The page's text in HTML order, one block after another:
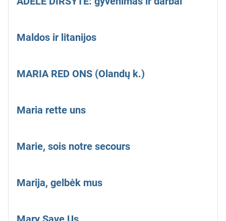
Maldos ir litanijos
MARIA RED ONS (Olandų k.)
Maria rette uns
Marie, sois notre secours
Marija, gelbėk mus